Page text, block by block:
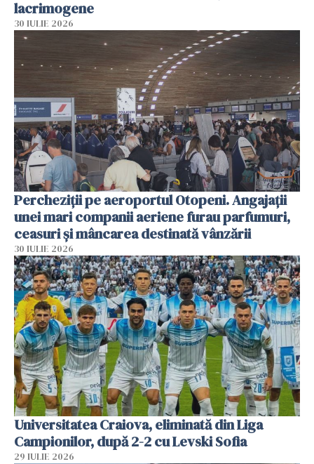
lacrimogene
30 IULIE 2026
Percheziții pe aeroportul Otopeni. Angajații
unei mari companii aeriene furau parfumuri,
ceasuri și mâncarea destinată vânzării
30 IULIE 2026
Universitatea Craiova, eliminată din Liga
Campionilor, după 2-2 cu Levski Sofia
29 IULIE 2026